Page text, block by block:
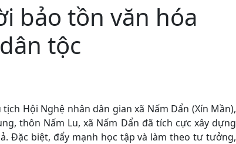
bảo tồn văn hóa
tộc
Hội Nghệ nhân dân gian xã Nấm Dẩn (Xín Mần),
thôn Nấm Lu, xã Nấm Dẩn đã tích cực xây dựng
Đặc biệt, đẩy mạnh học tập và làm theo tư tưởng,